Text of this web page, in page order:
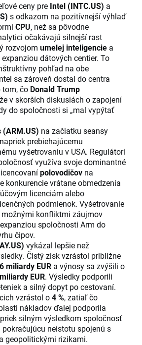
ceny pre Intel (INTC.US) a
s odkazom na pozitívnejší výhlaď
CPU, než sa pôvodne
očakávajú silnejší rast
rozvojom umelej inteligencie a
dátových centier. To
pohľad na obe
sa zároveň dostal do centra
tom, čo Donald Trump
v skorších diskusiách o zapojení
do spoločnosti si „mal vypýtať
na začiatku seansy
prebiehajúcemu
vyšetrovaniu v USA. Regulátori
využíva svoje dominantné
polovodičov na
konkurencie vrátane obmedzenia
licenciám alebo
podmienok. Vyšetrovanie
možnými konfliktmi záujmov
spoločnosti Arm do
čipov.
vykázal lepšie než
Čistý zisk vzrástol približne
miliardy EUR a výnosy sa zvýšili o
EUR. Výsledky podporili
a silný dopyt po cestovaní.
vzrástol o4 %, zatiaľ čo
nákladov ďalej podporila
silným výsledkom spoločnosť
neistotu spojenú s
geopolitickými rizikami.